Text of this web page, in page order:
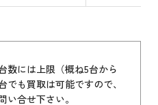
数には上限（概ね5台から
でも買取は可能ですので、
い合せ下さい。